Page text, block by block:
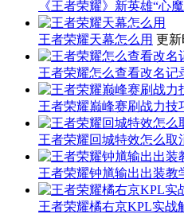
《王者荣耀》新英雄“心
王者荣耀天幕怎么用 更新
王者荣耀怎么查看改名记
王者荣耀巅峰赛刷战力技
王者荣耀回城特效怎么取
王者荣耀钟馗输出出装教
王者荣耀橘右京KPL实战